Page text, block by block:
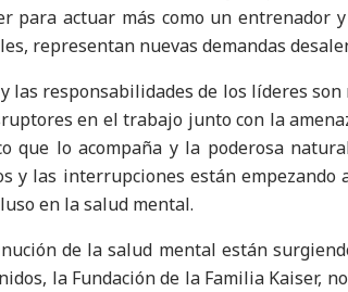
para actuar más como un entrenador
representan nuevas demandas
las responsabilidades de los líderes
en el trabajo junto con la
que lo acompaña y la poderosa
y las interrupciones están
en la salud mental.
de la salud mental están
la Fundación de la Familia Kaiser,